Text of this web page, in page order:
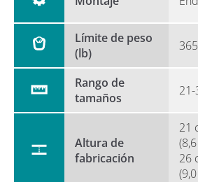
Límite de peso
(lb)
Rango de
tamaños
Altura de
fabricación
21
26